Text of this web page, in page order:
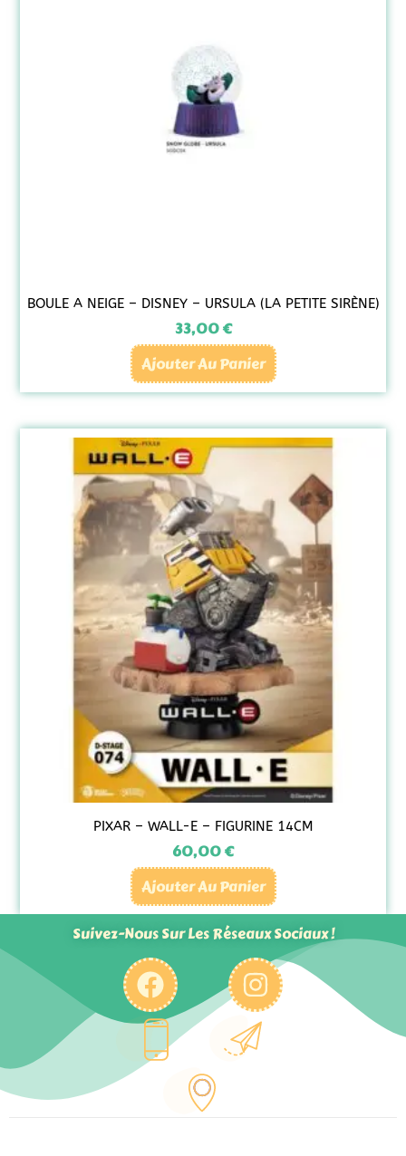
BOULE A NEIGE – DISNEY – URSULA (LA PETITE SIRÈNE)
33,00€
Ajouter Au Panier
PIXAR – WALL-E – FIGURINE 14CM
60,00€
Ajouter Au Panier
Suivez-Nous Sur Les Réseaux Sociaux !